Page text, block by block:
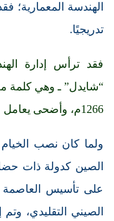
الهندسة المعمارية؛
تدريجيًا.
فقد ترأس إدارة
“شايدل” ـ وهي كلمة
1266م، وأضحى يعامل معاملة وزير من الدرجة الثالثة.
ولما كان نصب
الصين كدولة ذات
على تأسيس العاصمة
الصيني التقليدي،